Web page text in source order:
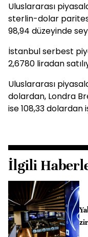
Uluslararası
sterlin-dolar
98,94 düzeyinde
İstanbul serbest
2,6780 liradan
Uluslararası
dolardan, Londra
ise 108,33 dolardan
İlgili